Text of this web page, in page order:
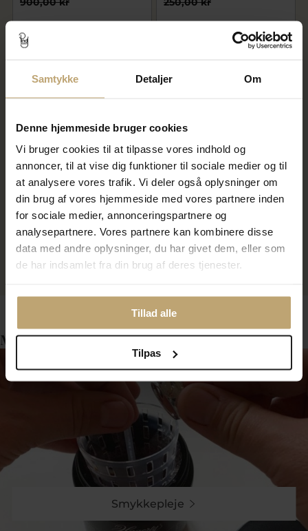
Samtykke Detaljer Om
Denne hjemmeside bruger cookies
Vi bruger cookies til at tilpasse vores indhold og
annoncer, til at vise dig funktioner til sociale medier og til
at analysere vores trafik. Vi deler også oplysninger om
din brug af vores hjemmeside med vores partnere inden
for sociale medier, annonceringspartnere og
analysepartnere. Vores partnere kan kombinere disse
data med andre oplysninger, du har givet dem, eller som
de har indsamlet fra din brug af deres tjenester.
Tillad alle
Tilpas
Susanne Friis Bjørner Ring
sølv mat mønt 8 mm str. 48-
60
250,00 kr
200,00 kr
På lager
Måske er det her relevant for dig?
Smykkepleje